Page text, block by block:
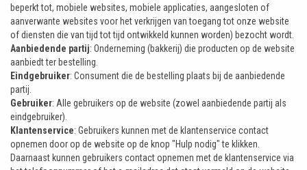
beperkt tot, mobiele websites, mobiele applicaties, aangesloten of
aanverwante websites voor het verkrijgen van toegang tot onze website
of diensten die van tijd tot tijd ontwikkeld kunnen worden) bezocht wordt.
Aanbiedende partij: Onderneming (bakkerij) die producten op de website
aanbiedt ter bestelling.
Eindgebruiker: Consument die de bestelling plaats bij de aanbiedende
partij.
Gebruiker: Alle gebruikers op de website (zowel aanbiedende partij als
eindgebruiker).
Klantenservice: Gebruikers kunnen met de klantenservice contact
opnemen door op de website op de knop "Hulp nodig" te klikken.
Daarnaast kunnen gebruikers contact opnemen met de klantenservice via